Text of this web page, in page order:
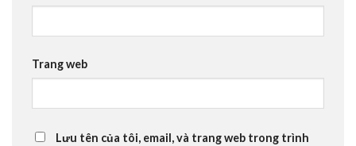
Trang web
Lưu tên của tôi, email, và trang web trong trình